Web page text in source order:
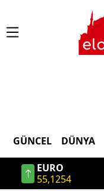
GÜNCEL DÜNYA
EURO
55,1254